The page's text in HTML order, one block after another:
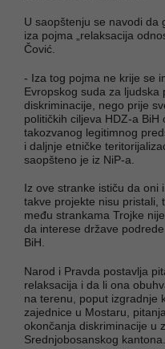
U saopštenju se navodi da
iza pojma „relaksacija
Čović.
- Iza tog pojma ne krije se
Evropskog suda za ljudska
diskriminacije, nego prije
političkih ciljeva HDZ-a
takozvanog legitimnog
i daljnje etničke
saopšteno je iz NiP-a.
Iz ove stranke ističu da oni
takve projekte nisu pristali,
među strankama Trojke
da interese države
BiH.
Narod i Pravda postavlja
relaksacija i da li ona
na terenu, poput izgradnje
zajednice u Mostaru,
okončanja diskriminacije u
Srednjobosanskog kantona.